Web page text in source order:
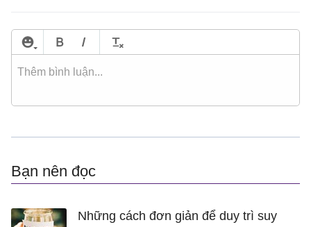
Bạn nên đọc
Những cách đơn giản để duy trì suy